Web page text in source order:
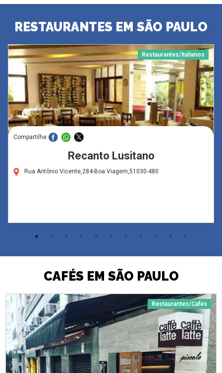
RESTAURANTES EM SÃO PAULO
Restaurantes/Italianos
Compartilhe
Recanto Lusitano
Rua Antônio Vicente,284-Boa Viagem,51030-480
CAFÉS EM SÃO PAULO
Restaurantes/Cafés